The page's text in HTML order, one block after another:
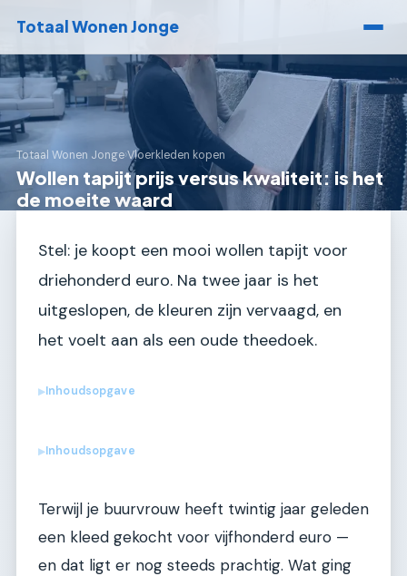
Totaal Wonen Jonge
Totaal Wonen Jonge›Vloerkleden kopen
Wollen tapijt prijs versus kwaliteit: is het
de moeite waard
Stel: je koopt een mooi wollen tapijt voor
driehonderd euro. Na twee jaar is het
uitgeslopen, de kleuren zijn vervaagd, en
het voelt aan als een oude theedoek.
▶Inhoudsopgave
▶Inhoudsopgave
Terwijl je buurvrouw heeft twintig jaar geleden
een kleed gekocht voor vijfhonderd euro —
en dat ligt er nog steeds prachtig. Wat ging